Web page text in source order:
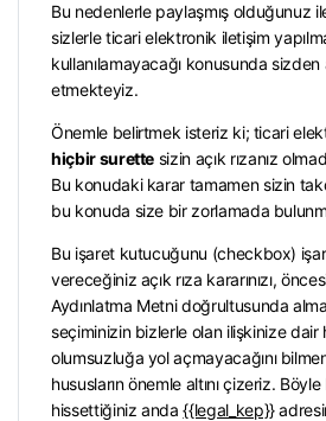
Bu nedenlerle paylaşmış olduğunuz
sizlerle ticari elektronik iletişim
kullanılamayacağı konusunda sizden
etmekteyiz.
Önemle belirtmek isteriz ki; ticari
hiçbir surette sizin açık rızanız
Bu konudaki karar tamamen sizin
bu konuda size bir zorlamada
Bu işaret kutucuğunu (checkbox)
vereceğiniz açık rıza kararınızı,
Aydınlatma Metni doğrultusunda
seçiminizin bizlerle olan ilişkinize dair
olumsuzluğa yol açmayacağını
hususların önemle altını çizeriz.
hissettiğiniz anda{{legal_kep}}